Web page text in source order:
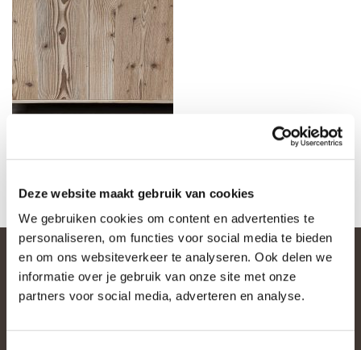
Deze website maakt gebruik van cookies
We gebruiken cookies om content en advertenties te
personaliseren, om functies voor social media te bieden
en om ons websiteverkeer te analyseren. Ook delen we
informatie over je gebruik van onze site met onze
partners voor social media, adverteren en analyse.